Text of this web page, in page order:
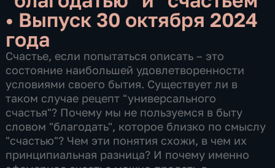
• Выпуск 30 октября 2024
года
Счастье, если попытаться описать – это
состояние наибольшей удовлетворенности
условиями своего бытия. Существует ли в
таком случае рецепт "универсального
счастья"? Почему мы не пользуемся в быту
словом "благодать", которое близко по смыслу
"счастью"? Чем эти понятия схожи, в чем их
принципиальная разница? И почему именно